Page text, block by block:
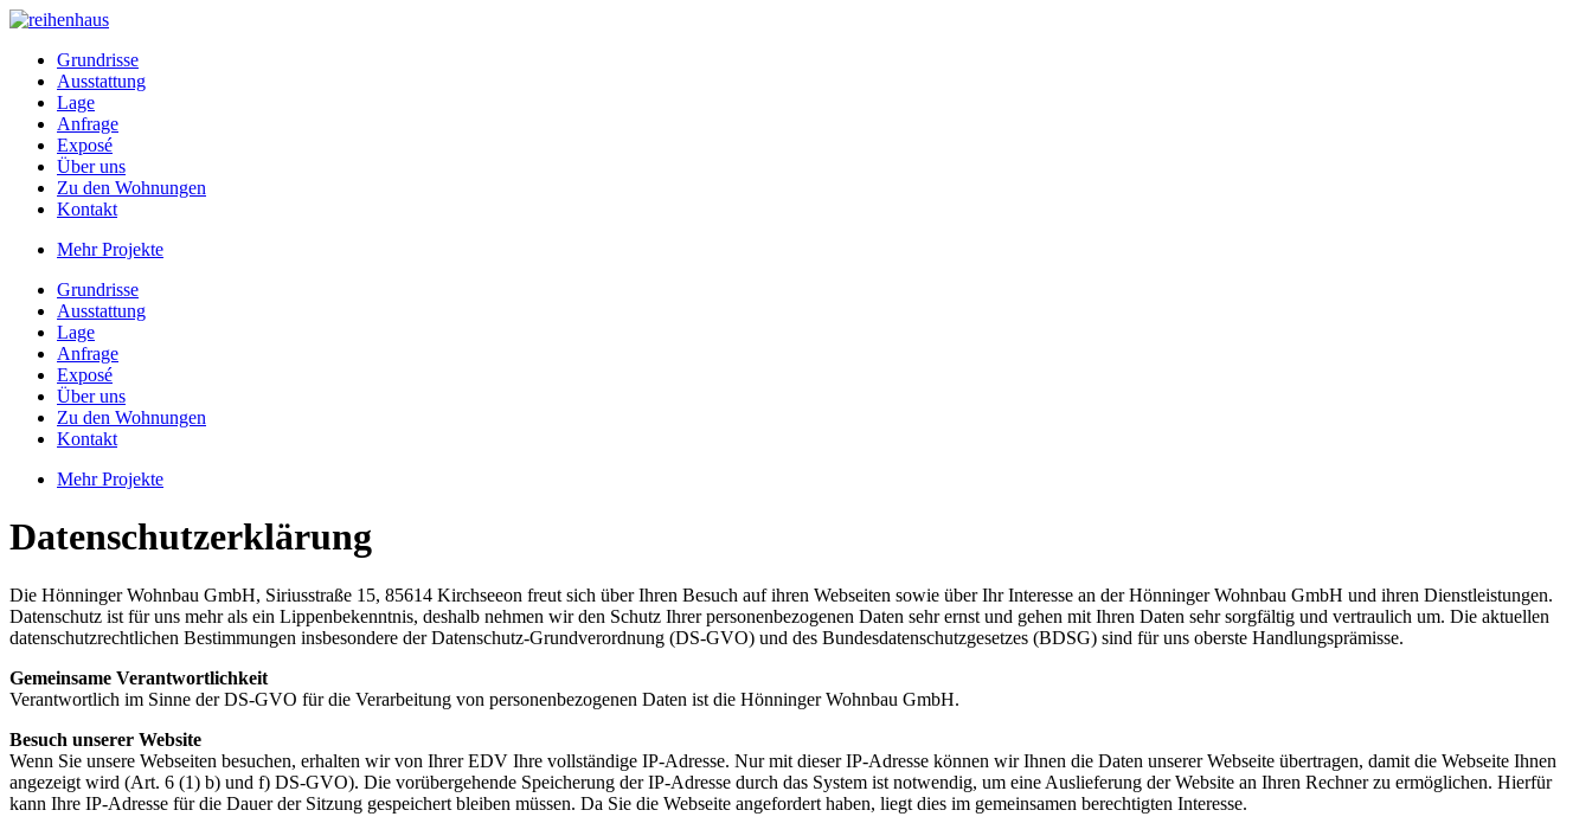
Grundrisse
Ausstattung
Lage
Anfrage
Exposé
Über uns
Zu den Wohnungen
Kontakt
Mehr Projekte
Grundrisse
Ausstattung
Lage
Anfrage
Exposé
Über uns
Zu den Wohnungen
Kontakt
Mehr Projekte
Datenschutzerklärung
Die Hönninger Wohnbau GmbH, Siriusstraße 15, 85614 Kirchseeon freut sich über Ihren Besuch auf ihren Webseiten sowie über Ihr Interesse an der Hönninger Wohnbau GmbH und ihren Dienstleistungen.
Datenschutz ist für uns mehr als ein Lippenbekenntnis, deshalb nehmen wir den Schutz Ihrer personenbezogenen Daten sehr ernst und gehen mit Ihren Daten sehr sorgfältig und vertraulich um. Die aktuellen
datenschutzrechtlichen Bestimmungen insbesondere der Datenschutz-Grundverordnung (DS-GVO) und des Bundesdatenschutzgesetzes (BDSG) sind für uns oberste Handlungsprämisse.
Gemeinsame Verantwortlichkeit
Verantwortlich im Sinne der DS-GVO für die Verarbeitung von personenbezogenen Daten ist die Hönninger Wohnbau GmbH.
Besuch unserer Website
Wenn Sie unsere Webseiten besuchen, erhalten wir von Ihrer EDV Ihre vollständige IP-Adresse. Nur mit dieser IP-Adresse können wir Ihnen die Daten unserer Webseite übertragen, damit die Webseite Ihnen
angezeigt wird (Art. 6 (1) b) und f) DS-GVO). Die vorübergehende Speicherung der IP-Adresse durch das System ist notwendig, um eine Auslieferung der Website an Ihren Rechner zu ermöglichen. Hierfür
kann Ihre IP-Adresse für die Dauer der Sitzung gespeichert bleiben müssen. Da Sie die Webseite angefordert haben, liegt dies im gemeinsamen berechtigten Interesse.